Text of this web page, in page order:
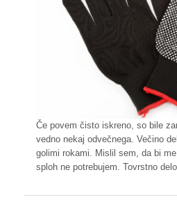
Če povem čisto iskreno, so bile
vedno nekaj odvečnega. Večino
golimi rokami. Mislil sem, da bi
sploh ne potrebujem. Tovrstno